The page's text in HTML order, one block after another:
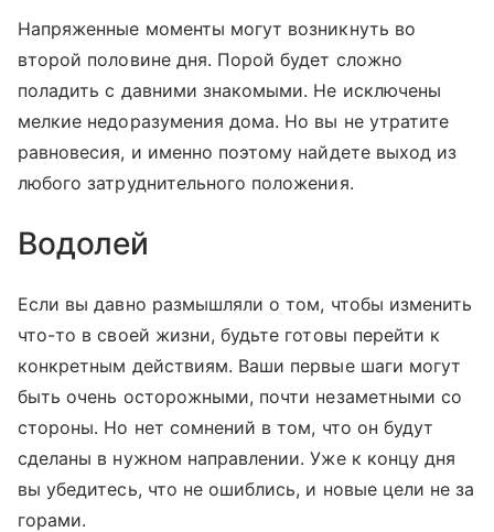
Напряженные моменты могут возникнуть во
второй половине дня. Порой будет сложно
поладить с давними знакомыми. Не исключены
мелкие недоразумения дома. Но вы не утратите
равновесия, и именно поэтому найдете выход из
любого затруднительного положения.
Водолей
Если вы давно размышляли о том, чтобы изменить
что-то в своей жизни, будьте готовы перейти к
конкретным действиям. Ваши первые шаги могут
быть очень осторожными, почти незаметными со
стороны. Но нет сомнений в том, что он будут
сделаны в нужном направлении. Уже к концу дня
вы убедитесь, что не ошиблись, и новые цели не за
горами.